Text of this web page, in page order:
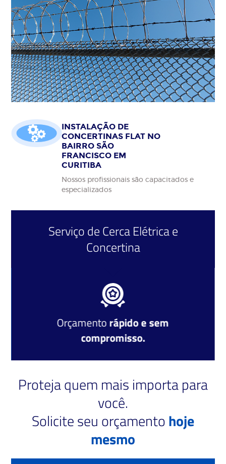
INSTALAÇÃO DE
CONCERTINAS FLAT NO
BAIRRO SÃO
FRANCISCO EM
CURITIBA
Nossos profissionais são capacitados e
especializados
Serviço deCerca Elétricae
Concertina
Orçamentorápido e sem
compromisso.
Proteja quem mais importa para
você.
Solicite seu orçamentohoje
mesmo